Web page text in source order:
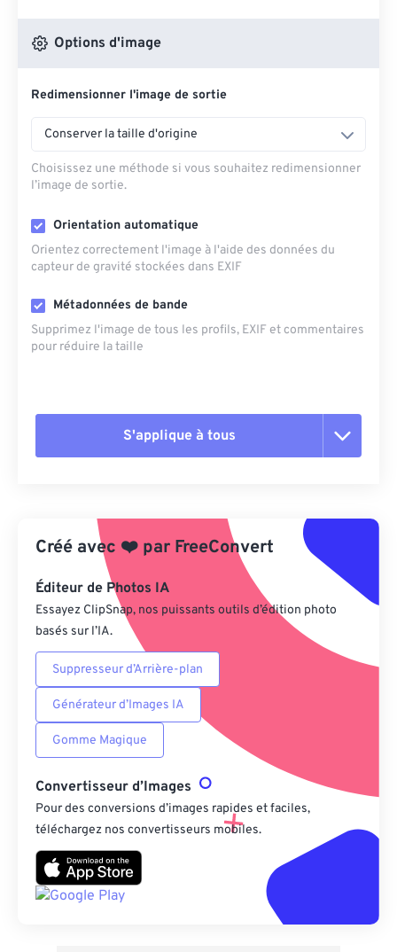
Depuis OneDrive
Depuis l'URL
Options d'image
Redimensionner l'image de sortie
Conserver la taille d'origine
Choisissez une méthode si vous souhaitez redimensionner
l’image de sortie.
Orientation automatique
Orientez correctement l'image à l'aide des données du
capteur de gravité stockées dans EXIF
Métadonnées de bande
Supprimez l'image de tous les profils, EXIF ​​et commentaires
pour réduire la taille
S'applique à tous
Appliquer à partir du préréglage
Enregistrer comme préréglage
Créé avec ❤️ par FreeConvert
Éditeur de Photos IA
Essayez ClipSnap, nos puissants outils d’édition photo
basés sur l’IA.
Suppresseur d’Arrière-plan
Générateur d’Images IA
Gomme Magique
Convertisseur d’Images
Pour des conversions d’images rapides et faciles,
téléchargez nos convertisseurs mobiles.